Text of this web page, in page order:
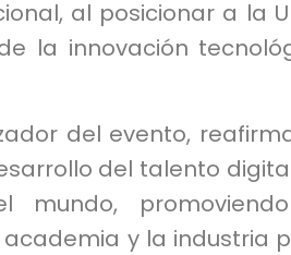
al posicionar a la
la innovación
del evento,
del talento
mundo,
y la industria